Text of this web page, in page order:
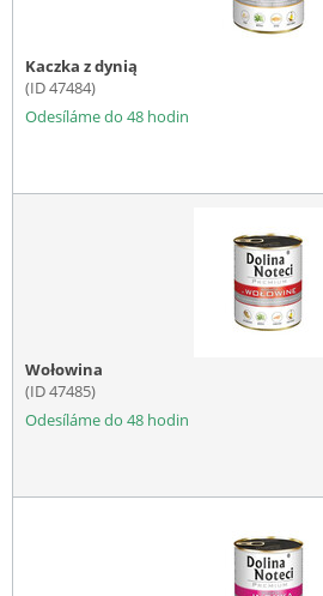
Kaczka z dynią
(ID 47484)
Odesíláme do 48 hodin
Wołowina
(ID 47485)
Odesíláme do 48 hodin